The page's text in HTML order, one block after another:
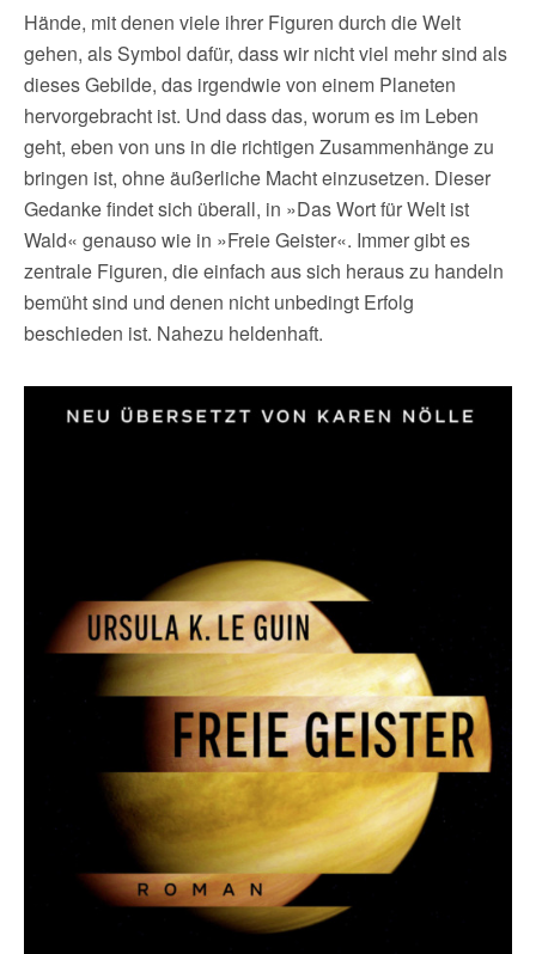
Hände, mit denen viele ihrer Figuren durch die Welt
gehen, als Symbol dafür, dass wir nicht viel mehr sind als
dieses Gebilde, das irgendwie von einem Planeten
hervorgebracht ist. Und dass das, worum es im Leben
geht, eben von uns in die richtigen Zusammenhänge zu
bringen ist, ohne äußerliche Macht einzusetzen. Dieser
Gedanke findet sich überall, in »Das Wort für Welt ist
Wald« genauso wie in »Freie Geister«. Immer gibt es
zentrale Figuren, die einfach aus sich heraus zu handeln
bemüht sind und denen nicht unbedingt Erfolg
beschieden ist. Nahezu heldenhaft.